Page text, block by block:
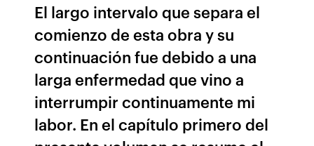
El largo intervalo que separa el
comienzo de esta obra y su
continuación fue debido a una
larga enfermedad que vino a
interrumpir continuamente mi
labor. En el capítulo primero del